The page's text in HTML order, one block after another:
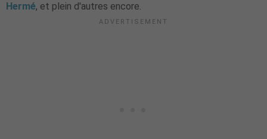
Hermé, et plein d'autres encore.